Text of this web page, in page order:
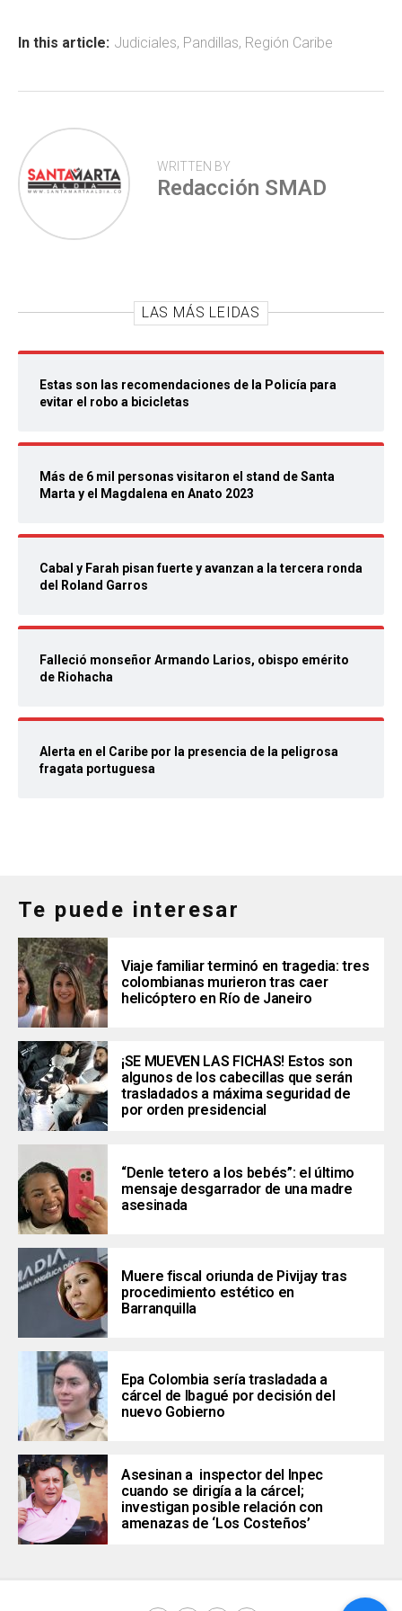
ok p
tir
In this article: Judiciales, Pandillas, Región Caribe
WRITTEN BY
Redacción SMAD
LAS MÁS LEIDAS
Estas son las recomendaciones de la Policía para
evitar el robo a bicicletas
Más de 6 mil personas visitaron el stand de Santa
Marta y el Magdalena en Anato 2023
Cabal y Farah pisan fuerte y avanzan a la tercera ronda
del Roland Garros
Falleció monseñor Armando Larios, obispo emérito
de Riohacha
Alerta en el Caribe por la presencia de la peligrosa
fragata portuguesa
Te puede interesar
Viaje familiar terminó en tragedia: tres
colombianas murieron tras caer
helicóptero en Río de Janeiro
¡SE MUEVEN LAS FICHAS! Estos son
algunos de los cabecillas que serán
trasladados a máxima seguridad de
por orden presidencial
“Denle tetero a los bebés”: el último
mensaje desgarrador de una madre
asesinada
Muere fiscal oriunda de Pivijay tras
procedimiento estético en
Barranquilla
Epa Colombia sería trasladada a
cárcel de Ibagué por decisión del
nuevo Gobierno
Asesinan a inspector del Inpec
cuando se dirigía a la cárcel;
investigan posible relación con
amenazas de ‘Los Costeños’